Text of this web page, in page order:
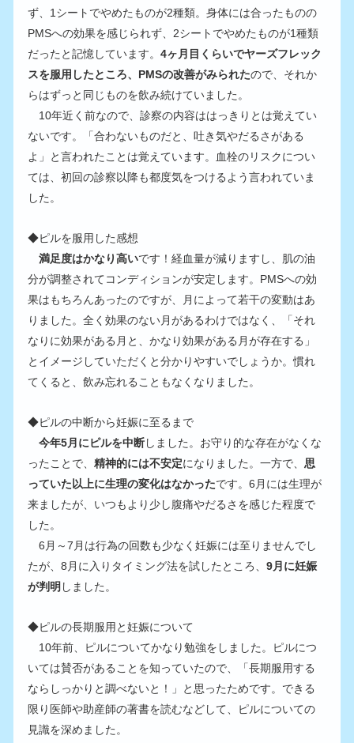
ず、1シートでやめたものが2種類。身体には合ったものの
PMSへの効果を感じられず、2シートでやめたものが1種類
だったと記憶しています。4ヶ月目くらいでヤーズフレック
スを服用したところ、PMSの改善がみられたので、それか
らはずっと同じものを飲み続けていました。
10年近く前なので、診察の内容ははっきりとは覚えてい
ないです。「合わないものだと、吐き気やだるさがある
よ」と言われたことは覚えています。血栓のリスクについ
ては、初回の診察以降も都度気をつけるよう言われていま
した。
◆ピルを服用した感想
満足度はかなり高いです！経血量が減りますし、肌の油
分が調整されてコンディションが安定します。PMSへの効
果はもちろんあったのですが、月によって若干の変動はあ
りました。全く効果のない月があるわけではなく、「それ
なりに効果がある月と、かなり効果がある月が存在する」
とイメージしていただくと分かりやすいでしょうか。慣れ
てくると、飲み忘れることもなくなりました。
◆ピルの中断から妊娠に至るまで
今年5月にピルを中断しました。お守り的な存在がなくな
ったことで、精神的には不安定になりました。一方で、思
っていた以上に生理の変化はなかったです。6月には生理が
来ましたが、いつもより少し腹痛やだるさを感じた程度で
した。
6月～7月は行為の回数も少なく妊娠には至りませんでし
たが、8月に入りタイミング法を試したところ、9月に妊娠
が判明 しました。
◆ピルの長期服用と妊娠について
10年前、ピルについてかなり勉強をしました。ピルにつ
いては賛否があることを知っていたので、「長期服用する
ならしっかりと調べないと！」と思ったためです。できる
限り医師や助産師の著書を読むなどして、ピルについての
見識を深めました。